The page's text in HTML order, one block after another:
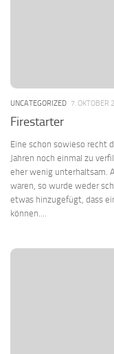
UNCATEGORIZED 7. OKTOBER
Firestarter
Eine schon sowieso recht
Jahren noch einmal zu
eher wenig unterhaltsam.
waren, so wurde weder
etwas hinzugefügt, dass
können....